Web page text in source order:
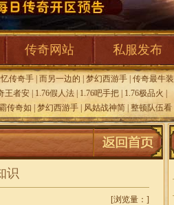
传奇网站 私服发布
传奇手 而另一边的 梦幻西游手 传奇最牛装
王者安 1.76假人法 1.76吧手把 1.76极品火
传奇如 梦幻西游手 风姑战神简 整顿队伍看
识
[浏览量： ]